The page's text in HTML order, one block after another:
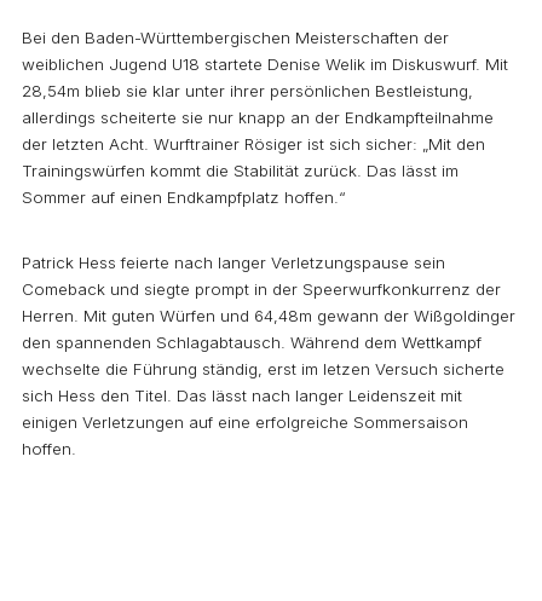
Bei den Baden-Württembergischen Meisterschaften der
weiblichen Jugend U18 startete Denise Welik im Diskuswurf. Mit
28,54m blieb sie klar unter ihrer persönlichen Bestleistung,
allerdings scheiterte sie nur knapp an der Endkampfteilnahme
der letzten Acht. Wurftrainer Rösiger ist sich sicher: „Mit den
Trainingswürfen kommt die Stabilität zurück. Das lässt im
Sommer auf einen Endkampfplatz hoffen.“
Patrick Hess feierte nach langer Verletzungspause sein
Comeback und siegte prompt in der Speerwurfkonkurrenz der
Herren. Mit guten Würfen und 64,48m gewann der Wißgoldinger
den spannenden Schlagabtausch. Während dem Wettkampf
wechselte die Führung ständig, erst im letzen Versuch sicherte
sich Hess den Titel. Das lässt nach langer Leidenszeit mit
einigen Verletzungen auf eine erfolgreiche Sommersaison
hoffen.